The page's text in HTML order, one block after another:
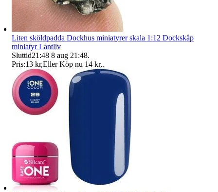
Liten sköldpadda Dockhus miniatyrer skala 1:12 Dockskåp
miniatyr Lantliv
Sluttid21:48 8 aug 21:48.
Pris:13 kr,Eller Köp nu 14 kr,.